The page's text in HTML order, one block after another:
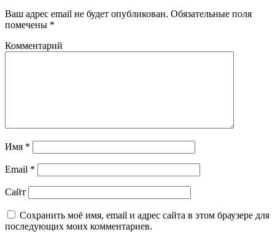
Ваш адрес email не будет опубликован. Обязательные поля
помечены *
Комментарий
Имя *
Email *
Сайт
Сохранить моё имя, email и адрес сайта в этом браузере для
последующих моих комментариев.